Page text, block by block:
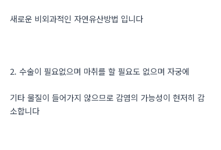
새로운 비외과적인 자연유산방법 입니다
2. 수술이 필요없으며 마취를 할 필요도 없으며 자궁에
기타 물질이 들어가지 않으므로 감염의 가능성이 현저히 감
소합니다